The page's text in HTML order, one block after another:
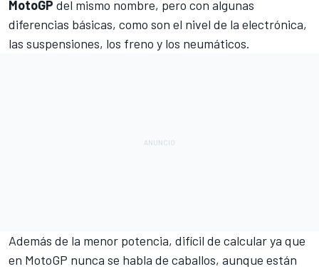
MotoGP del mismo nombre, pero con algunas
diferencias básicas, como son el nivel de la electrónica,
las suspensiones, los freno y los neumáticos.
Además de la menor potencia, difícil de calcular ya que
en MotoGP nunca se habla de caballos, aunque están